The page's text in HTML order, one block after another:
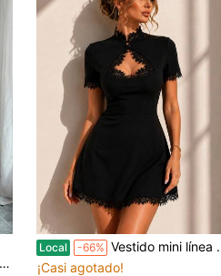
Local -66% Vestido mini línea A con ribete de encaje y recortes, manga corta, cintura ceñida, vestido negro corto para cita, fiesta, atuendos de club & looks para salir
¡Casi agotado!